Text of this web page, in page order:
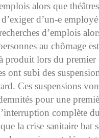
alors que
d’un-e
d’emplois
au chômage
produit lors du
ont subi des
Ces suspensions
pour une
complète
la crise sanitaire bat